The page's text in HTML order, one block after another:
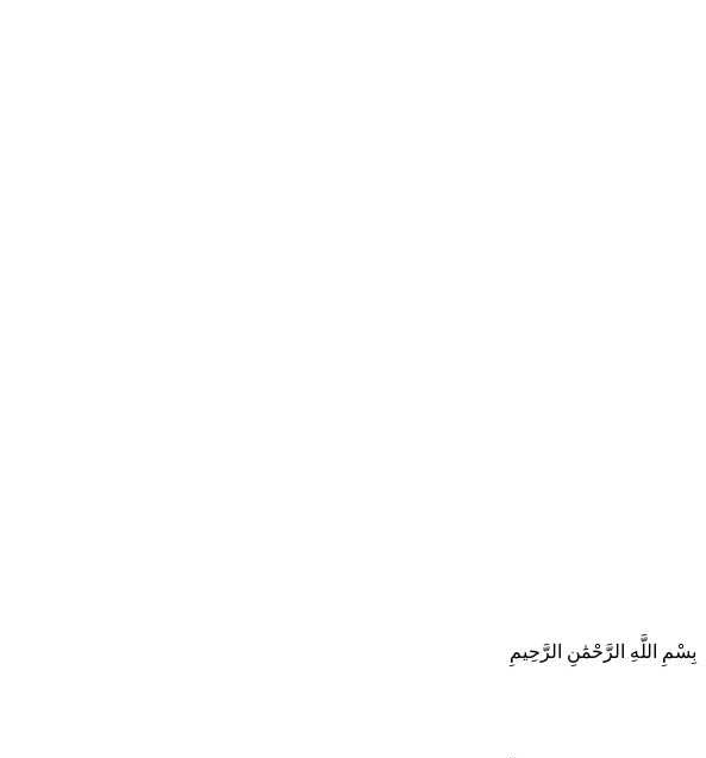
بِسْمِ اللَّهِ الرَّحْمَٰنِ الرَّحِيمِ